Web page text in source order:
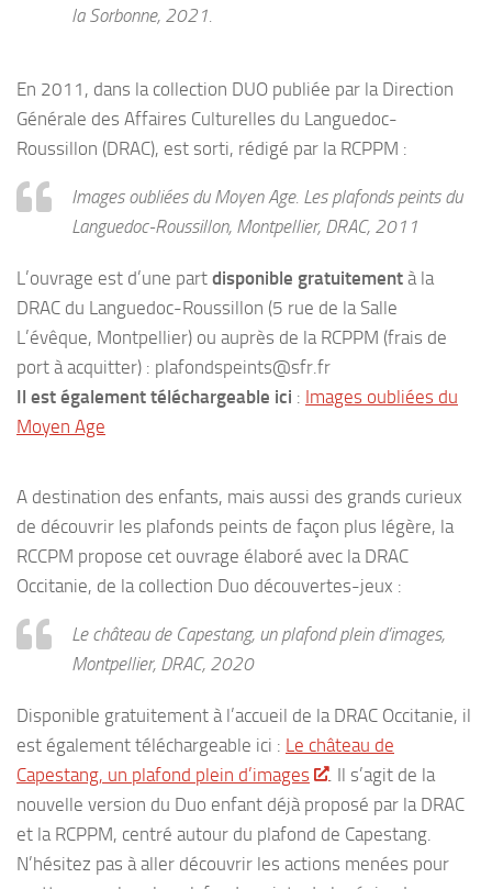
la Sorbonne, 2021.
En 2011, dans la collection DUO publiée par la Direction
Générale des Affaires Culturelles du Languedoc-
Roussillon (DRAC), est sorti, rédigé par la RCPPM :
Images oubliées du Moyen Age. Les plafonds peints du
Languedoc-Roussillon, Montpellier, DRAC, 2011
L’ouvrage est d’une part disponible gratuitement à la
DRAC du Languedoc-Roussillon (5 rue de la Salle
L’évêque, Montpellier) ou auprès de la RCPPM (frais de
port à acquitter) : plafondspeints@sfr.fr
Il est également téléchargeable ici : Images oubliées du
Moyen Age
A destination des enfants, mais aussi des grands curieux
de découvrir les plafonds peints de façon plus légère, la
RCCPM propose cet ouvrage élaboré avec la DRAC
Occitanie, de la collection Duo découvertes-jeux :
Le château de Capestang, un plafond plein d’images,
Montpellier, DRAC, 2020
Disponible gratuitement à l’accueil de la DRAC Occitanie, il
est également téléchargeable ici : Le château de
Capestang, un plafond plein d’images
. Il s’agit de la
nouvelle version du Duo enfant déjà proposé par la DRAC
et la RCPPM, centré autour du plafond de Capestang.
N’hésitez pas à aller découvrir les actions menées pour